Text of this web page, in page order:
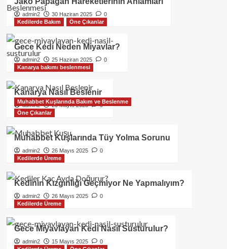
admin2 30 Haziran 2025
0
Kedilerde Bakım
Öne Çıkanlar
Gece Kedi Neden Miyavlar?
admin2 25 Haziran 2025
0
Kanarya bakımı beslenmesi
Kanarya Nasıl Beslenir
admin2 28 Mayıs 2025 0
Muhabbet Kuşlarında Bakım ve Beslenme
Öne Çıkanlar
Muhabbet Kuşlarında Tüy Yolma Sorunu
admin2 26 Mayıs 2025
0
Kedilerde Üreme
Kedinin Kızgınlığı Geçmiyor Ne Yapmalıyım?
admin2 26 Mayıs 2025
0
Kedilerde Üreme
Gece Miyavlayan Kedi Nasıl Susturulur?
admin2 15 Mayıs 2025
0